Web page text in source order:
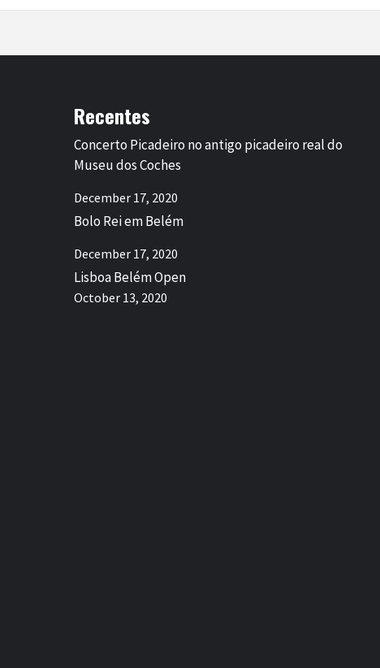
Recentes
Concerto Picadeiro no antigo picadeiro real do
Museu dos Coches
December 17, 2020
Bolo Rei em Belém
December 17, 2020
Lisboa Belém Open
October 13, 2020